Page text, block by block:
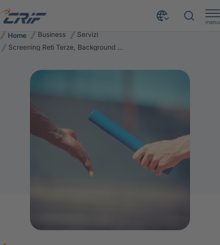
menu
Home Business
Servizi
Screening Reti Terze, Background Check, Gestione Albo Fornitori